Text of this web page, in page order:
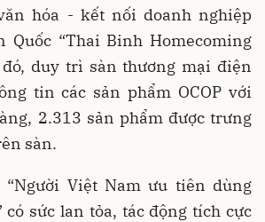
hóa - kết nối doanh nghiệp
Quốc “Thai Binh Homecoming
đó, duy trì sàn thương mại điện
tin các sản phẩm OCOP với
2.313 sản phẩm được trưng
sàn.
“Người Việt Nam ưu tiên dùng
có sức lan tỏa, tác động tích cực